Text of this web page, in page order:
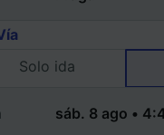
Solo ida